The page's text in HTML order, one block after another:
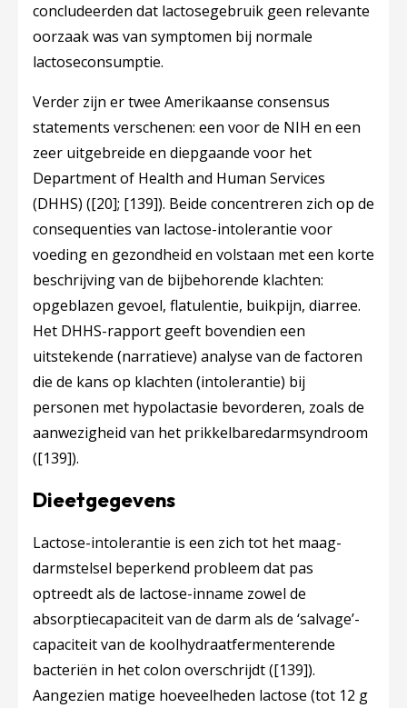
concludeerden dat lactosegebruik geen relevante
oorzaak was van symptomen bij normale
lactoseconsumptie.
Verder zijn er twee Amerikaanse consensus
statements verschenen: een voor de NIH en een
zeer uitgebreide en diepgaande voor het
Department of Health and Human Services
(DHHS) ([20]; [139]). Beide concentreren zich op de
consequenties van lactose-intolerantie voor
voeding en gezondheid en volstaan met een korte
beschrijving van de bijbehorende klachten:
opgeblazen gevoel, flatulentie, buikpijn, diarree.
Het DHHS-rapport geeft bovendien een
uitstekende (narratieve) analyse van de factoren
die de kans op klachten (intolerantie) bij
personen met hypolactasie bevorderen, zoals de
aanwezigheid van het prikkelbaredarmsyndroom
([139]).
Dieetgegevens
Lactose-intolerantie is een zich tot het maag-
darmstelsel beperkend probleem dat pas
optreedt als de lactose-inname zowel de
absorptiecapaciteit van de darm als de ‘salvage’-
capaciteit van de koolhydraatfermenterende
bacteriën in het colon overschrijdt ([139]).
Aangezien matige hoeveelheden lactose (tot 12 g